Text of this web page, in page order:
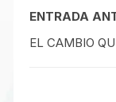
ENTRADA
EL CAMBIO